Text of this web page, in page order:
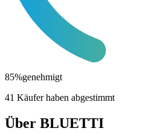
85%genehmigt
41 Käufer haben abgestimmt
Über BLUETTI